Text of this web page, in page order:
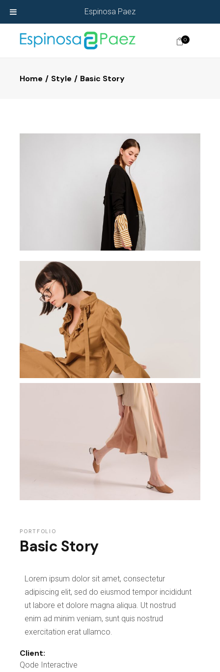
Espinosa Paez
0
Home Style Basic Story
PORTFOLIO
Basic Story
Lorem ipsum dolor sit amet, consectetur
adipiscing elit, sed do eiusmod tempor incididunt
ut labore et dolore magna aliqua. Ut nostrud
enim ad minim veniam, sunt quis nostrud
exercitation erat ullamco.
Client:
Qode Interactive